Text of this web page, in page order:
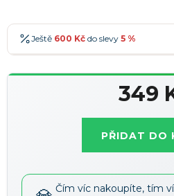
Ještě 600 Kč do slevy 5 %
349
PŘIDAT DO
Čím víc nakoupíte, tím